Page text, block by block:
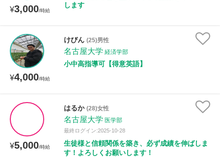
¥3,000/時給
します
¥4,000/時給
けびん (25)男性
名古屋大学 経済学部
小中高指導可【得意英語】
¥5,000/時給
はるか (28)女性
名古屋大学 医学部
最終ログイン:2025-10-28
生徒様と信頼関係を築き、必ず成績を伸ばしま
す！よろしくお願いします！